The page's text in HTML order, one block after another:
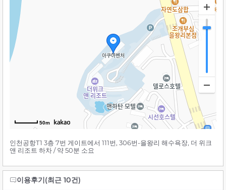
50m
인천공항T1 3층 7번 게이트에서 111번, 306번-을왕리 해수욕장, 더 위크
앤 리조트 하차 / 약 50분 소요
이용후기(최근 10건)